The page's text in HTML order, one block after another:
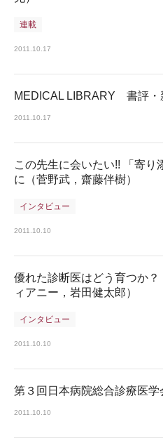
連載
2011.10.17
MEDICAL LIBRARY 書評・
2011.10.17
この先生に会いたい!! 「寄り
に（菅野武，齋藤伴樹）
インタビュー
2011.10.10
優れた診断医はどう育つか？
ィアニー，岩田健太郎）
インタビュー
2011.10.10
第３回日本病院総合診療医学
2011.10.10